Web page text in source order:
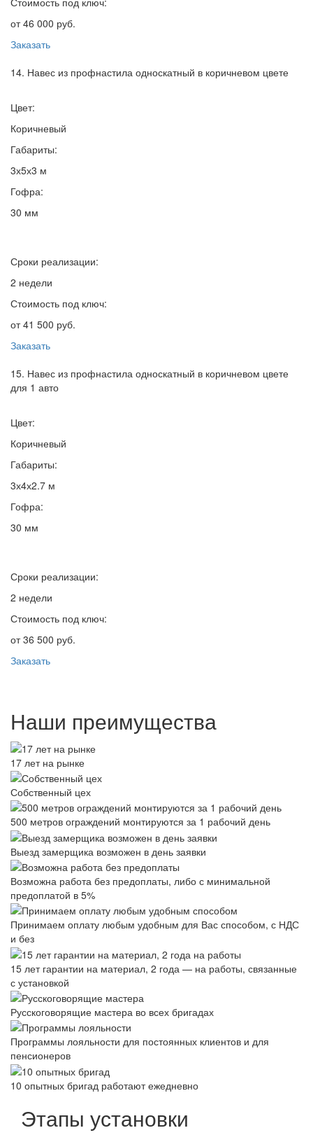
от 46 000 руб.
Заказать
14. Навес из профнастила односкатный в коричневом цвете
Цвет:
Коричневый
Габариты:
3х5х3 м
Гофра:
30 мм
Сроки реализации:
2 недели
Стоимость под ключ:
от 41 500 руб.
Заказать
15. Навес из профнастила односкатный в коричневом цвете
для 1 авто
Цвет:
Коричневый
Габариты:
3х4х2.7 м
Гофра:
30 мм
Сроки реализации:
2 недели
Стоимость под ключ:
от 36 500 руб.
Заказать
Наши преимущества
17 лет на рынке
Собственный цех
500 метров ограждений монтируются за 1 рабочий день
Выезд замерщика возможен в день заявки
Возможна работа без предоплаты, либо с минимальной
предоплатой в 5%
Принимаем оплату любым удобным для Вас способом, с НДС
и без
15 лет гарантии на материал, 2 года — на работы, связанные
с установкой
Русскоговорящие мастера во всех бригадах
Программы лояльности для постоянных клиентов и для
пенсионеров
10 опытных бригад работают ежедневно
Этапы установки